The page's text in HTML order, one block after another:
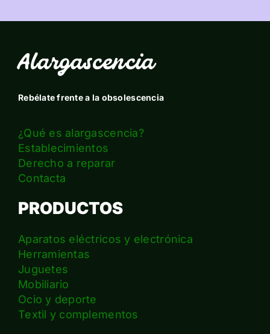
Alargascencia
Rebélate frente a la obsolescencia
¿Qué es alargascencia?
Establecimientos
Derecho a reparar
Contacta
PRODUCTOS
Aparatos eléctricos y electrónica
Herramientas
Juguetes
Mobiliario
Ocio y deporte
Textil y complementos